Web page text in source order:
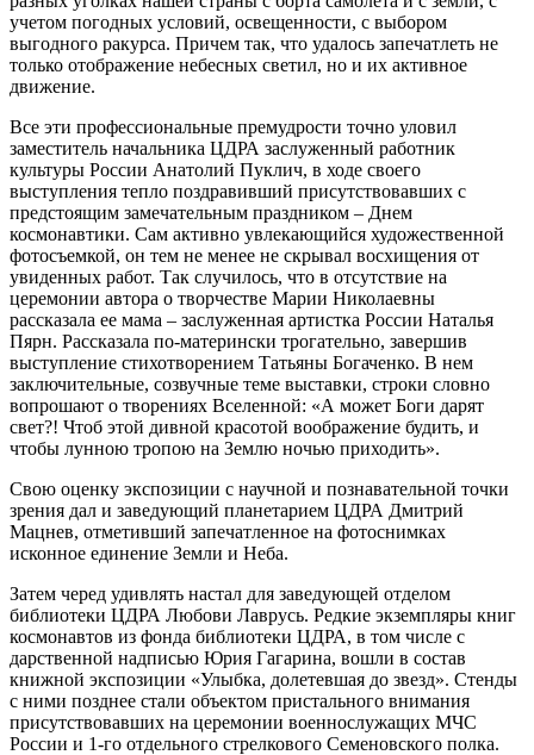
учетом погодных условий, освещенности, с выбором
выгодного ракурса. Причем так, что удалось запечатлеть не
только отображение небесных светил, но и их активное
движение.
Все эти профессиональные премудрости точно уловил
заместитель начальника ЦДРА заслуженный работник
культуры России Анатолий Пуклич, в ходе своего
выступления тепло поздравивший присутствовавших с
предстоящим замечательным праздником – Днем
космонавтики. Сам активно увлекающийся художественной
фотосъемкой, он тем не менее не скрывал восхищения от
увиденных работ. Так случилось, что в отсутствие на
церемонии автора о творчестве Марии Николаевны
рассказала ее мама – заслуженная артистка России Наталья
Пярн. Рассказала по-матерински трогательно, завершив
выступление стихотворением Татьяны Богаченко. В нем
заключительные, созвучные теме выставки, строки словно
вопрошают о творениях Вселенной: «А может Боги дарят
свет?! Чтоб этой дивной красотой воображение будить, и
чтобы лунною тропою на Землю ночью приходить».
Свою оценку экспозиции с научной и познавательной точки
зрения дал и заведующий планетарием ЦДРА Дмитрий
Мацнев, отметивший запечатленное на фотоснимках
исконное единение Земли и Неба.
Затем черед удивлять настал для заведующей отделом
библиотеки ЦДРА Любови Лаврусь. Редкие экземпляры книг
космонавтов из фонда библиотеки ЦДРА, в том числе с
дарственной надписью Юрия Гагарина, вошли в состав
книжной экспозиции «Улыбка, долетевшая до звезд». Стенды
с ними позднее стали объектом пристального внимания
присутствовавших на церемонии военнослужащих МЧС
России и 1-го отдельного стрелкового Семеновского полка.